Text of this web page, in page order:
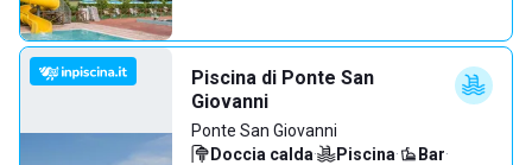
Piscina di Ponte San
Giovanni
Ponte San Giovanni
Doccia calda· Piscina· Bar·